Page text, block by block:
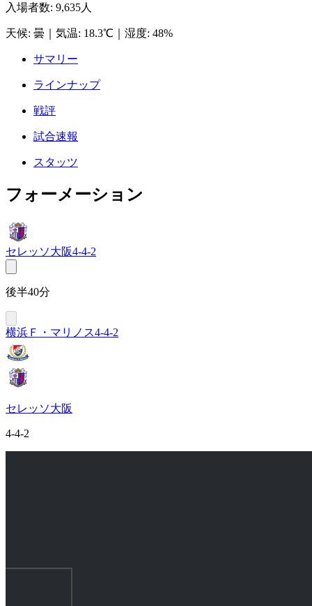
入場者数: 9,635人
天候: 曇 気温: 18.3℃ 湿度: 48%
サマリー
ラインナップ
戦評
試合速報
スタッツ
フォーメーション
セレッソ大阪4-4-2
後半40分
横浜Ｆ・マリノス4-4-2
セレッソ大阪
4-4-2